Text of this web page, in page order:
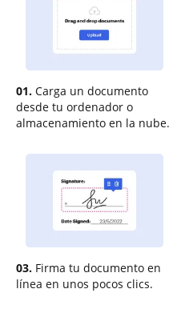
01. Carga un documento
desde tu ordenador o
almacenamiento en la nube.
03. Firma tu documento en
línea en unos pocos clics.